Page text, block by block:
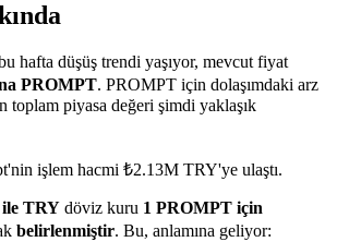
İşlemleri
İşlemleri
döviz, değerli metaller ve emtia türevleri
hafta düşüş trendi yaşıyor, mevcut fiyat
PROMPT. PROMPT için dolaşımdaki arz
toplam piyasa değeri şimdi yaklaşık
işlem hacmi ₺2.13M TRY'ye ulaştı.
TRY döviz kuru 1 PROMPT için
belirlenmiştir. Bu, anlamına geliyor: